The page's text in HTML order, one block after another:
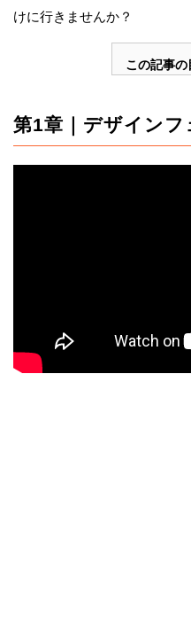
けに行きませんか？
この記事
第1章｜デザインフ